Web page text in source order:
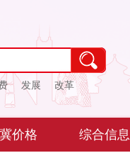
发展 改革
价格 综合信息